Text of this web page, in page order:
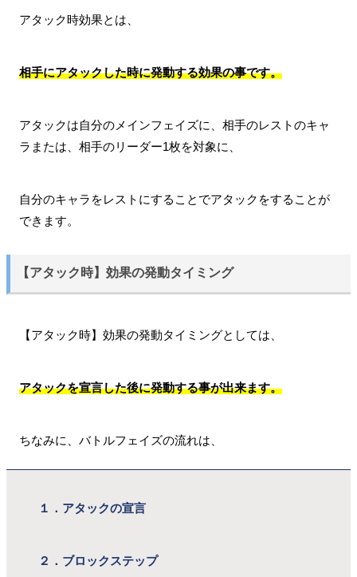
アタック時効果とは、
相手にアタックした時に発動する効果の事です。
アタックは自分のメインフェイズに、相手のレストのキャ
ラまたは、相手のリーダー1枚を対象に、
自分のキャラをレストにすることでアタックをすることが
できます。
【アタック時】効果の発動タイミング
【アタック時】効果の発動タイミングとしては、
アタックを宣言した後に発動する事が出来ます。
ちなみに、バトルフェイズの流れは、
１．アタックの宣言
２．ブロックステップ